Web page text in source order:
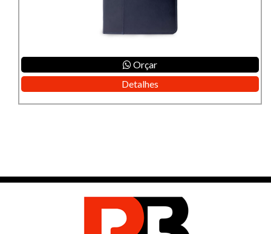
Orçar
Detalhes